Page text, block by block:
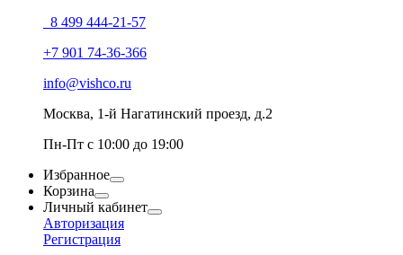
8 499 444-21-57
+7 901 74-36-366
info@vishco.ru
Москва, 1-й Нагатинский проезд, д.2
Пн-Пт с 10:00 до 19:00
Избранное
Корзина
Личный кабинет
Авторизация
Регистрация